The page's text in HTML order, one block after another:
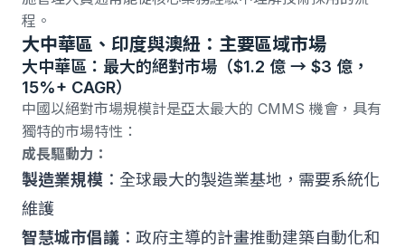
程。
大中華區、印度與澳紐：主要區域市場
大中華區：最大的絕對市場（$1.2 億 → $3 億，
15%+ CAGR）
中國以絕對市場規模計是亞太最大的 CMMS 機會，具有
獨特的市場特性：
成長驅動力：
製造業規模 ：全球最大的製造業基地，需要系統化
維護
智慧城市倡議 ：政府主導的計畫推動建築自動化和